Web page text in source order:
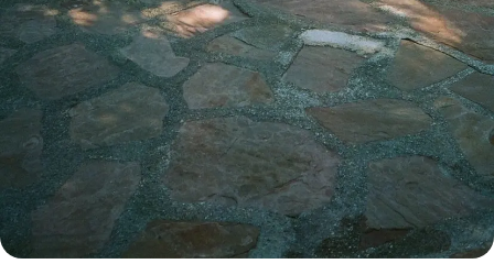
FORTUNE
ゲッターズ飯田
MISS SEVENTEEN
ミスセブンティーンニュース
MAGAZINE
バックナンバー
INFORMATION
Seventeenについて